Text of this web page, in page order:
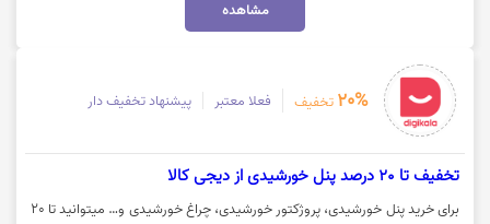
باکیفیت را با هزینهای کمتر تهیه کنید. جهت خرید با کد تخفیف باسلام، روی
مشاهده
20% تخفیف فعلا معتبر پیشنهاد تخفیف دار
تخفیف تا 20 درصد پنل خورشیدی از دیجی کالا
برای خرید پنل خورشیدی، پروژکتور خورشیدی، چراغ خورشیدی و… میتوانید تا 20